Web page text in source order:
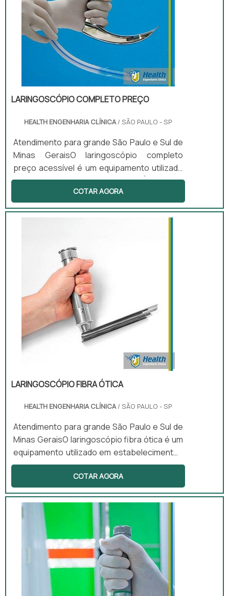
LARINGOSCÓPIO COMPLETO PREÇO
HEALTH ENGENHARIA CLÍNICA / SÃO PAULO - SP
Atendimento para grande São Paulo e Sul de
Minas GeraisO laringoscópio completo
preço acessível é um equipamento utilizado
por profissionais da área médica. É portátil e
é utilizado para facilitar a visualização
durante os procedimentos de laringoscopia
e intubação endotraqueal. O laringoscópio
iluminação para facilitar os
procedimentos.Funcionalidade correta do
materialAs lâminas possuem difere...
COTAR AGORA
LARINGOSCÓPIO FIBRA ÓTICA
HEALTH ENGENHARIA CLÍNICA/ SÃO PAULO - SP
Atendimento para grande São Paulo e Sul de
Minas GeraisO laringoscópio fibra ótica é um
equipamento utilizado em estabelecimentos
médicos e tem como intuito ajudar na
visualização durante os procedimentos de
laringoscopia e intubação endotraqueal. E
faz isso utilizando iluminação e lâminas (retas
e curvas) com diferentes tamanhos que
podem se ajustar ao formato do corpo de
cada um dos pacientes que necessitarem
desses procedimentos.Prin...
COTAR AGORA